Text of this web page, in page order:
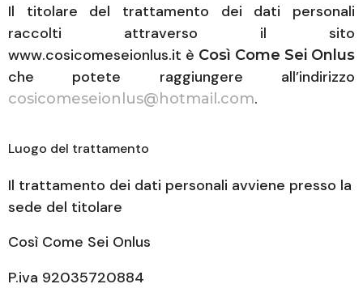
Il titolare del trattamento dei dati personali
raccolti attraverso il sito
www.cosicomeseionlus.it è Così Come Sei Onlus
che potete raggiungere all’indirizzo
cosicomeseionlus@hotmail.com.
Luogo del trattamento
Il trattamento dei dati personali avviene presso la
sede del titolare
Così Come Sei Onlus
P.iva 92035720884